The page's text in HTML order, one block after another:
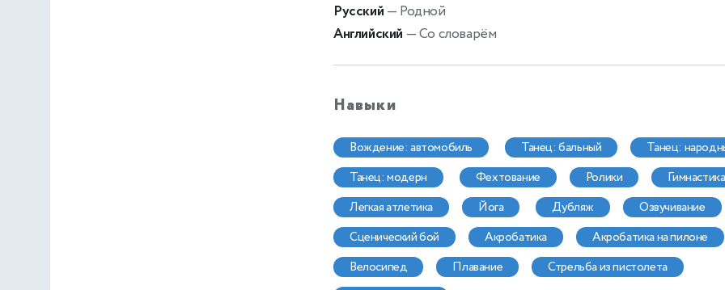
Русский — Родной
Английский — Со словарём
Навыки
вождение: автомобиль танец: бальный
танец:
танец: модерн
фехтование ролики
гимнастика
легкая атлетика
йога дубляж
озвучивание
сценический бой
акробатика акробатика на пилоне
велосипед
плавание
стрельба из пистолета